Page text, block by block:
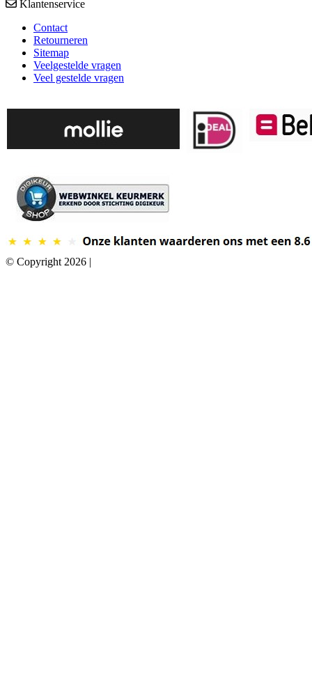
Klantenservice
Contact
Retourneren
Sitemap
Veelgestelde vragen
Veel gestelde vragen
© Copyright 2026 |